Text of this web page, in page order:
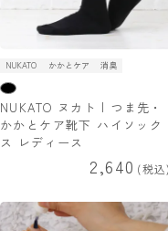
NUKATO かかとケア 消臭
NUKATO ヌカト | つま先・
かかとケア靴下 ハイソック
ス レディース
2,640 税込